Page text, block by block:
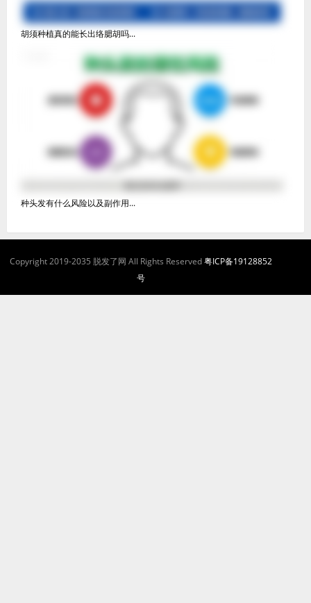
胡须种植真的能长出络腮胡吗...
种头发有什么风险以及副作用...
Copyright 2019-2035 脱发了网 All Rights Reserved粤ICP备19128852
号